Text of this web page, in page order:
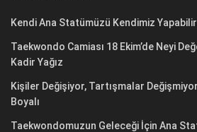
Kendi Ana Statümüzü Kendimiz
Taekwondo Camiası 18 Ekim’de Neyi
Kadir Yağız
Kişiler Değişiyor, Tartışmalar
Boyalı
Taekwondomuzun Geleceği İçin Ana